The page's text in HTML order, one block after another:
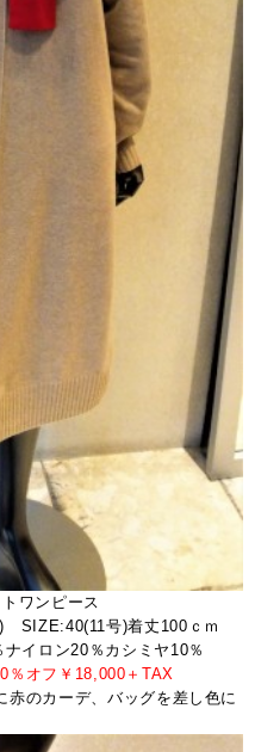
ワンピース
SIZE:40(11号)着丈100ｃｍ
イロン20％カシミヤ10％
％オフ￥18,000＋TAX
赤のカーデ、バッグを差し色に